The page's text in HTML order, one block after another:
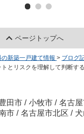
ページトップへ
新築一戸建て情報 > ブログ
とリスクを理解して判断する
田市 / 小牧市 / 名古
市 / 名古屋市北区 /